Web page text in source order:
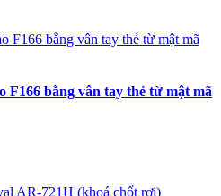
F166 bằng vân tay thẻ từ mật mã